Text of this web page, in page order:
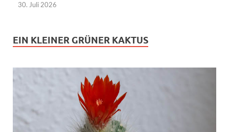
30. Juli 2026
EIN KLEINER GRÜNER KAKTUS